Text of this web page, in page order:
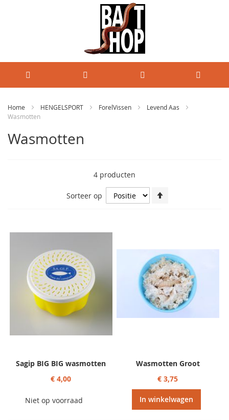
Home HENGELSPORT ForelVissen
Levend Aas
Wasmotten
Wasmotten
4 producten
Sorteer op
Sagip BIG BIG wasmotten
€ 4,00
Niet op voorraad
Wasmotten Groot
€ 3,75
In winkelwagen